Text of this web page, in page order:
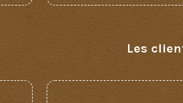
Les